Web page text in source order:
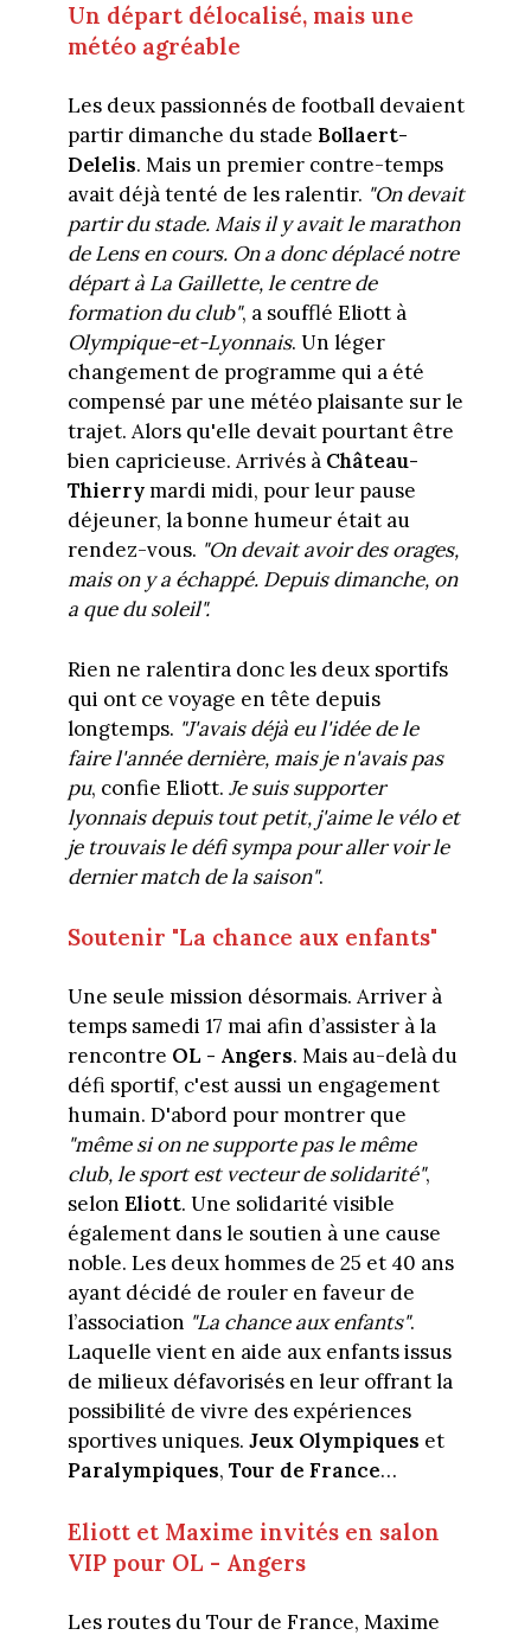
Un départ délocalisé, mais une
météo agréable
Les deux passionnés de football devaient
partir dimanche du stade Bollaert-
Delelis. Mais un premier contre-temps
avait déjà tenté de les ralentir. "On devait
partir du stade. Mais il y avait le marathon
de Lens en cours. On a donc déplacé notre
départ à La Gaillette, le centre de
formation du club", a soufflé Eliott à
Olympique-et-Lyonnais. Un léger
changement de programme qui a été
compensé par une météo plaisante sur le
trajet. Alors qu'elle devait pourtant être
bien capricieuse. Arrivés à Château-
Thierrymardi midi, pour leur pause
déjeuner, la bonne humeur était au
rendez-vous. "On devait avoir des orages,
mais on y a échappé. Depuis dimanche, on
a que du soleil".
Rien ne ralentira donc les deux sportifs
qui ont ce voyage en tête depuis
longtemps. "J'avais déjà eu l'idée de le
faire l'année dernière, mais je n'avais pas
pu, confie Eliott. Je suis supporter
lyonnais depuis tout petit, j'aime le vélo et
je trouvais le défi sympa pour aller voir le
dernier match de la saison".
Soutenir "La chance aux enfants"
Une seule mission désormais. Arriver à
temps samedi 17 mai afin d’assister à la
rencontre OL - Angers. Mais au-delà du
défi sportif, c'est aussi un engagement
humain. D'abord pour montrer que
"même si on ne supporte pas le même
club, le sport est vecteur de solidarité",
selon Eliott. Une solidarité visible
également dans le soutien à une cause
noble. Les deux hommes de 25 et 40 ans
ayant décidé de rouler en faveur de
l’association "La chance aux enfants".
Laquelle vient en aide aux enfants issus
de milieux défavorisés en leur offrant la
possibilité de vivre des expériences
sportives uniques. Jeux Olympiques et
Paralympiques, Tour de France…
Eliott et Maxime invités en salon
VIP pour OL - Angers
Les routes du Tour de France, Maxime